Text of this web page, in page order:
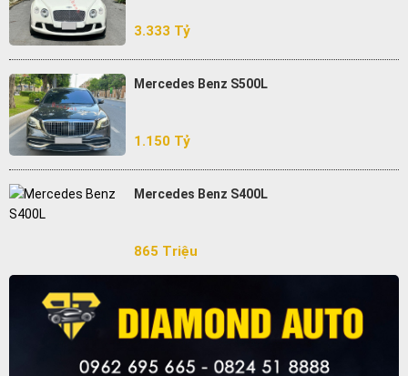
3.333 Tỷ
Mercedes Benz S500L
1.150 Tỷ
Mercedes Benz S400L
865 Triệu